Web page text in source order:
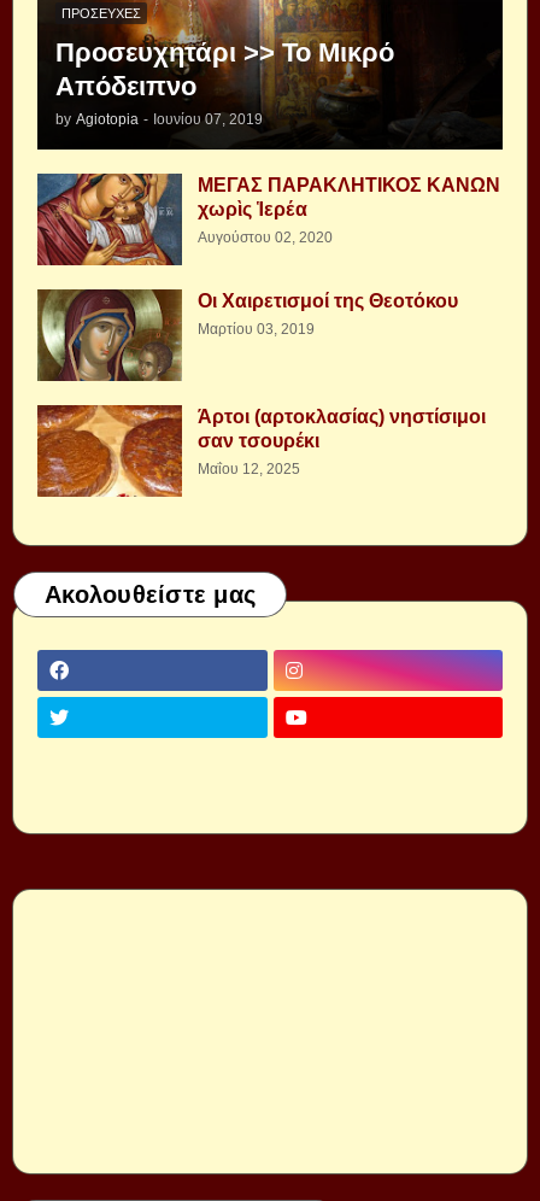
ΠΡΟΣΕΥΧΈΣ
Προσευχητάρι >> Το Μικρό
Απόδειπνο
by Agiotopia - Ιουνίου 07, 2019
ΜΕΓΑΣ ΠΑΡΑΚΛΗΤΙΚΟΣ ΚΑΝΩΝ
χωρὶς Ἱερέα
Αυγούστου 02, 2020
Οι Χαιρετισμοί της Θεοτόκου
Μαρτίου 03, 2019
Άρτοι (αρτοκλασίας) νηστίσιμοι
σαν τσουρέκι
Μαΐου 12, 2025
Ακολουθείστε μας